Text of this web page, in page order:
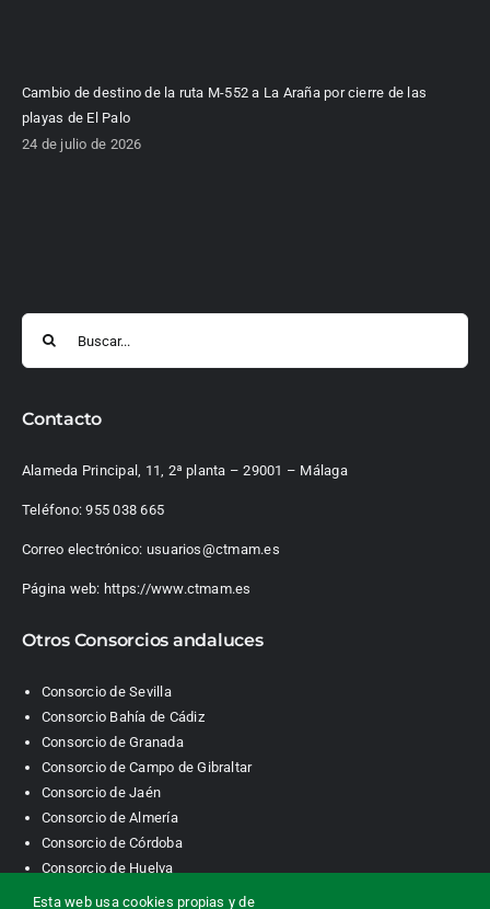
Cambio de destino de la ruta M-552 a La Araña por cierre de las
playas de El Palo
24 de julio de 2026
Contacto
Alameda Principal, 11, 2ª planta – 29001 – Málaga
Teléfono:955 038 665
Correo electrónico: usuarios@ctmam.es
Página web: https://www.ctmam.es
Otros Consorcios andaluces
Consorcio de Sevilla
Consorcio Bahía de Cádiz
Consorcio de Granada
Consorcio de Campo de Gibraltar
Consorcio de Jaén
Consorcio de Almería
Consorcio de Córdoba
Consorcio de Huelva
Esta web usa cookies propias y de